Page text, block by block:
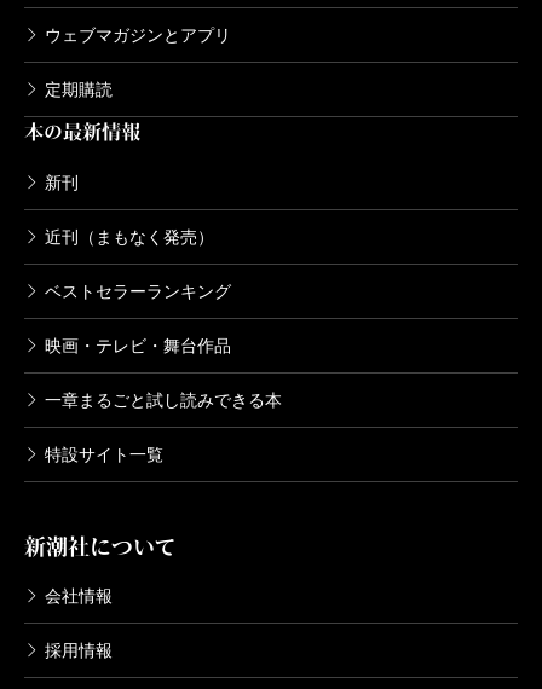
ウェブマガジンとアプリ
定期購読
本の最新情報
新刊
近刊（まもなく発売）
ベストセラーランキング
映画・テレビ・舞台作品
一章まるごと試し読みできる本
特設サイト一覧
新潮社について
会社情報
採用情報